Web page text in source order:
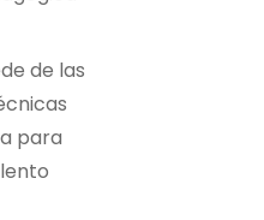
de las
para